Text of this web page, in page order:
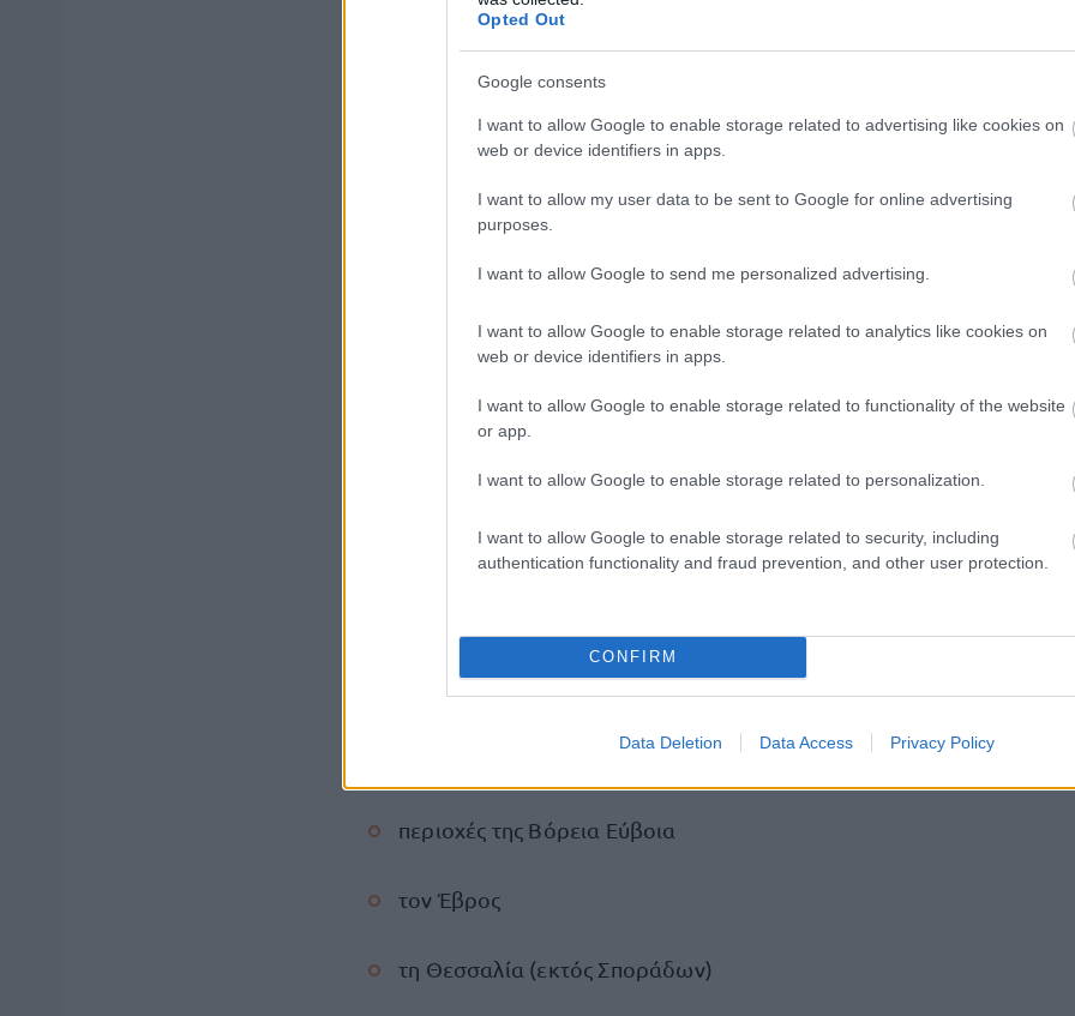
Opted Out
Google consents
I want to allow Google to enable storage related to advertising like cookies on
web or device identifiers in apps.
I want to allow my user data to be sent to Google for online advertising
purposes.
I want to allow Google to send me personalized advertising.
I want to allow Google to enable storage related to analytics like cookies on
web or device identifiers in apps.
I want to allow Google to enable storage related to functionality of the website
or app.
I want to allow Google to enable storage related to personalization.
I want to allow Google to enable storage related to security, including
authentication functionality and fraud prevention, and other user protection.
CONFIRM
Data Deletion Data Access Privacy Policy
Έως 10 δωρεάν διανυκτερεύσεις
Ισχύουν για τα νησιά:
Μυτιλήνη
Έως 12 δωρεάν διανυκτερεύσεις
περιοχές της Βόρεια Εύβοια
τον Έβρος
τη Θεσσαλία (εκτός Σποράδων)